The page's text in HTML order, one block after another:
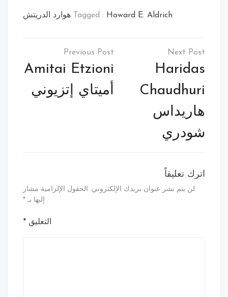
Tagged : Howard E. Aldrich هوارد الدريتش
تصفّح
المقالات
Amitai Etzioni
أميتاي إتزيوني
Haridas
Chaudhuri
هاريداس
شودري
اترك تعليقاً
لن يتم نشر عنوان بريدك الإلكتروني.
الحقول الإلزامية مشار
إليها بـ *
التعليق *